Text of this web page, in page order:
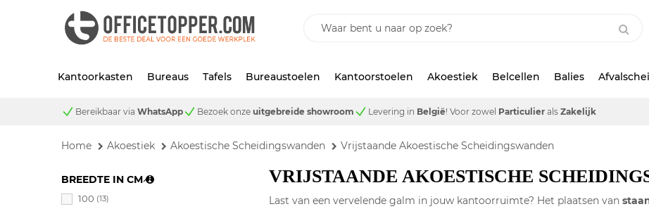
Kantoorkasten Bureaus Tafels Bureaustoelen Kantoorstoelen Akoestiek Belcellen Balies
Bereikbaar via WhatsApp Bezoek onze uitgebreide showroom Levering in België! Voor zowel Particulier als Zakelijk
Home Akoestiek Akoestische Scheidingswanden Vrijstaande Akoestische Scheidingswanden
BREEDTE IN CM
100 (13)
VRIJSTAANDE AKOESTISCHE
Last van een vervelende galm in jouw kantoorruimte? Het plaatsen van